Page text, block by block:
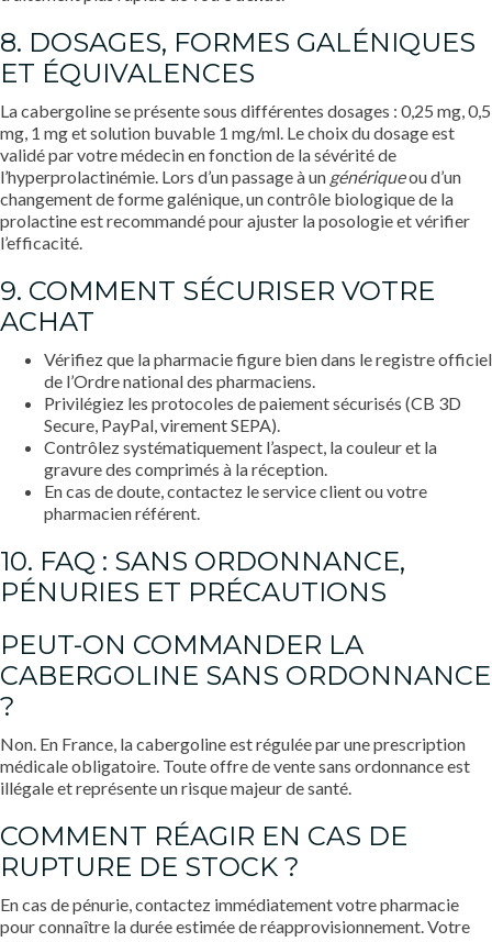
8. DOSAGES, FORMES GALÉNIQUES
ET ÉQUIVALENCES
La cabergoline se présente sous différentes dosages : 0,25 mg, 0,5
mg, 1 mg et solution buvable 1 mg/ml. Le choix du dosage est
validé par votre médecin en fonction de la sévérité de
l’hyperprolactinémie. Lors d’un passage à un génériqueou d’un
changement de forme galénique, un contrôle biologique de la
prolactine est recommandé pour ajuster la posologie et vérifier
l’efficacité.
9. COMMENT SÉCURISER VOTRE
ACHAT
Vérifiez que la pharmacie figure bien dans le registre officiel
de l’Ordre national des pharmaciens.
Privilégiez les protocoles de paiement sécurisés (CB 3D
Secure, PayPal, virement SEPA).
Contrôlez systématiquement l’aspect, la couleur et la
gravure des comprimés à la réception.
En cas de doute, contactez le service client ou votre
pharmacien référent.
10. FAQ : SANS ORDONNANCE,
PÉNURIES ET PRÉCAUTIONS
PEUT-ON COMMANDER LA
CABERGOLINE SANS ORDONNANCE
?
Non. En France, la cabergoline est régulée par une prescription
médicale obligatoire. Toute offre de vente sans ordonnance est
illégale et représente un risque majeur de santé.
COMMENT RÉAGIR EN CAS DE
RUPTURE DE STOCK ?
En cas de pénurie, contactez immédiatement votre pharmacie
pour connaître la durée estimée de réapprovisionnement. Votre